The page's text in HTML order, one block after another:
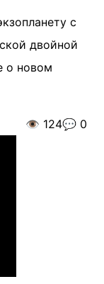
с
двойной
о новом
👁️ 124💬 0